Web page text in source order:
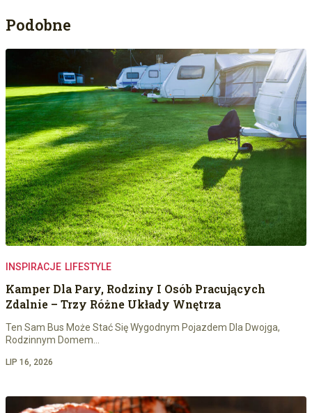
Podobne
INSPIRACJE LIFESTYLE
Kamper Dla Pary, Rodziny I Osób Pracujących
Zdalnie – Trzy Różne Układy Wnętrza
Ten Sam Bus Może Stać Się Wygodnym Pojazdem Dla Dwojga,
Rodzinnym Domem…
LIP 16, 2026